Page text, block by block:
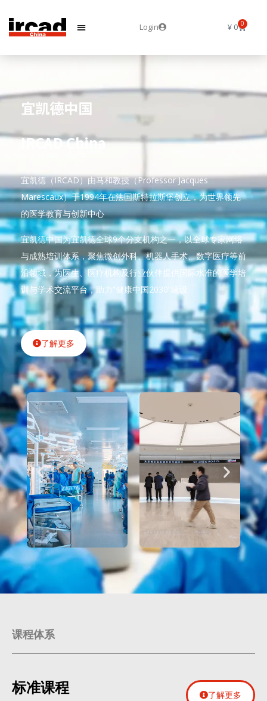
Login ¥0 0
宜凯德中国
IRCAD China
宜凯德（IRCAD）由马和教授（Professor Jacques
Marescaux）于1994年在法国斯特拉斯堡创立，为世界领先
的医学教育与创新中心
宜凯德中国为宜凯德全球9个分支机构之一，以全球专家网络
与成熟培训体系，聚焦微创外科、机器人手术、数字医疗等前
沿领域，为医生、医疗机构及行业伙伴提供国际水准的医学培
训与学术交流平台，助力“健康中国2030”建设
了解更多
课程体系
标准课程 了解更多